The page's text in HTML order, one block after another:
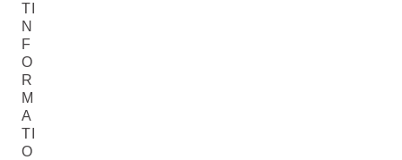
TI
N
F
O
R
M
A
TI
O